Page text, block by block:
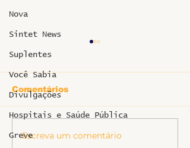
Nova
Sintet News
Suplentes
Você Sabia
Divulgações
Hospitais e Saúde Pública
GreveLigeirinho 541 | Julho
Comentários
Escreva um comentário